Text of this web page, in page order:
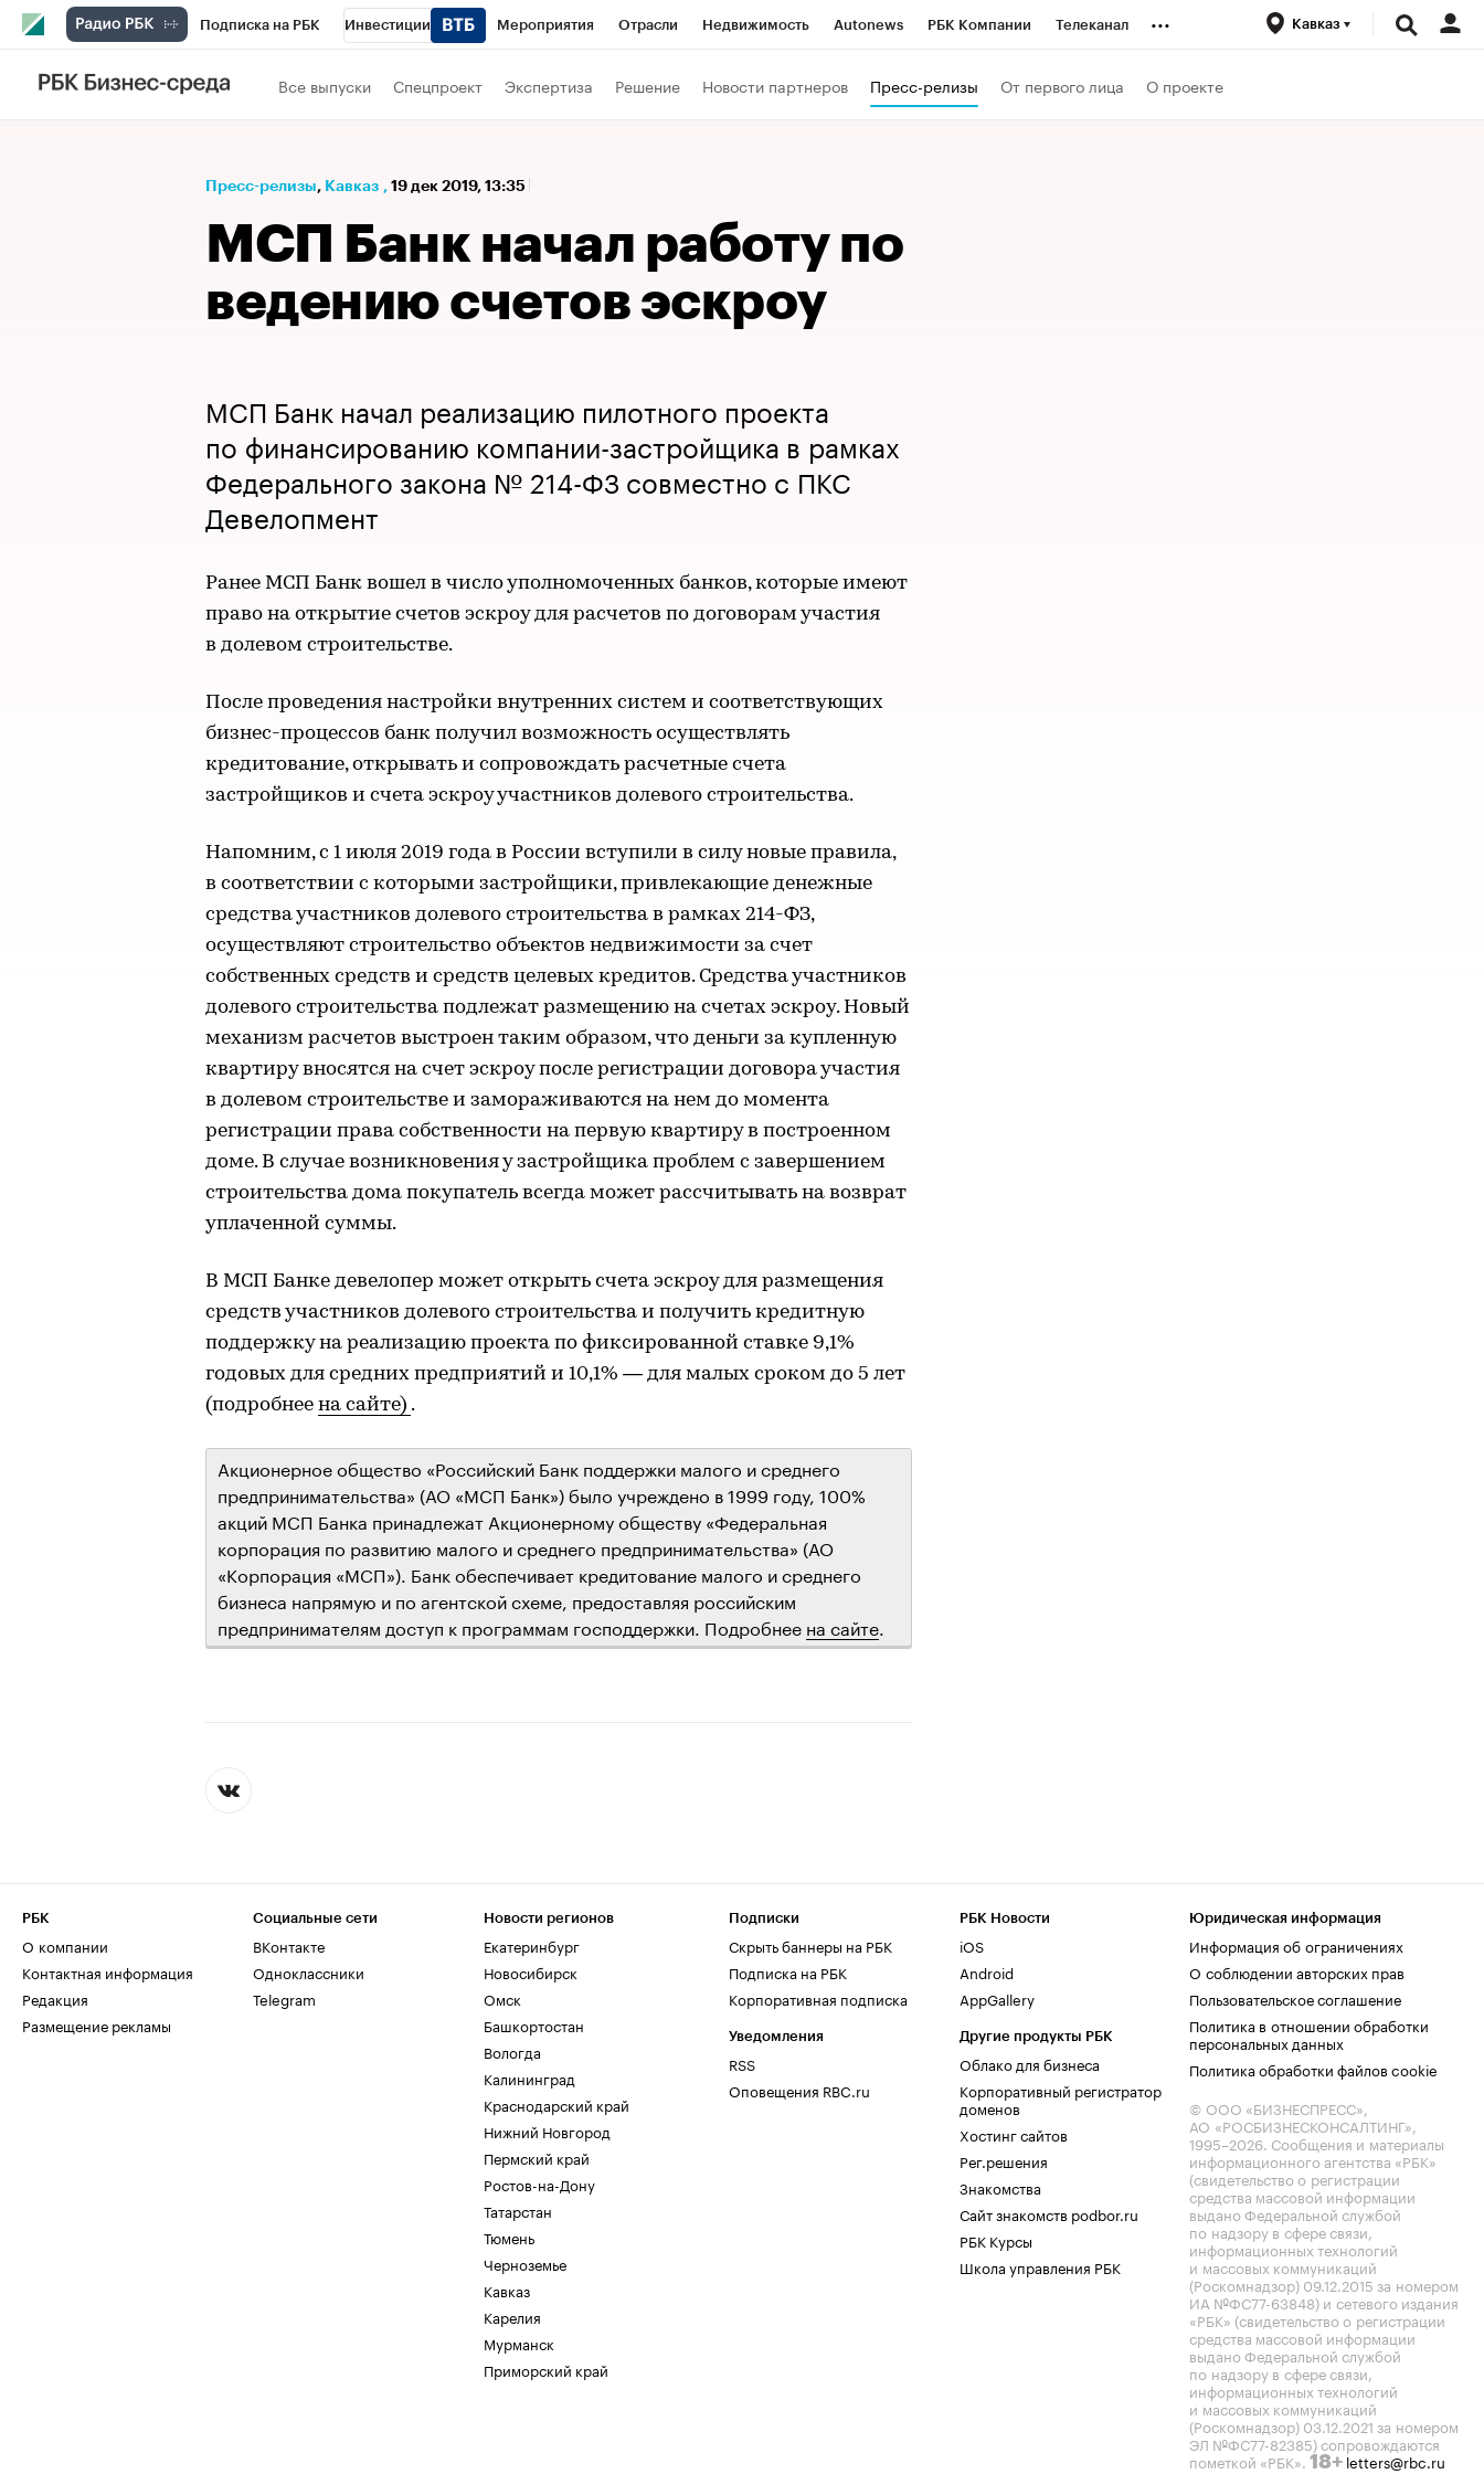
Подписка на РБК Инвестиции Мероприятия Отрасли Недвижимость Autonews РБК Компании Телеканал
РБК Вино
Проверка контрагентов Технологии и медиа
... Кавказ
Все выпуски Спецпроект Экспертиза Решение Новости партнеров Пресс-релизы От первого лица О проекте
Пресс-релизы⁠, Кавказ , 19 дек 2019, 13:35
МСП Банк начал работу по
ведению счетов эскроу
МСП Банк начал реализацию пилотного проекта
по финансированию компании-застройщика в рамках
Федерального закона № 214-ФЗ совместно с ПКС
Девелопмент
Ранее МСП Банк вошел в число уполномоченных банков, которые имеют
право на открытие счетов эскроу для расчетов по договорам участия
в долевом строительстве.
После проведения настройки внутренних систем и соответствующих
бизнес-процессов банк получил возможность осуществлять
кредитование, открывать и сопровождать расчетные счета
застройщиков и счета эскроу участников долевого строительства.
Напомним, с 1 июля 2019 года в России вступили в силу новые правила,
в соответствии с которыми застройщики, привлекающие денежные
средства участников долевого строительства в рамках 214-ФЗ,
осуществляют строительство объектов недвижимости за счет
собственных средств и средств целевых кредитов. Средства участников
долевого строительства подлежат размещению на счетах эскроу. Новый
механизм расчетов выстроен таким образом, что деньги за купленную
квартиру вносятся на счет эскроу после регистрации договора участия
в долевом строительстве и замораживаются на нем до момента
регистрации права собственности на первую квартиру в построенном
доме. В случае возникновения у застройщика проблем с завершением
строительства дома покупатель всегда может рассчитывать на возврат
уплаченной суммы.
В МСП Банке девелопер может открыть счета эскроу для размещения
средств участников долевого строительства и получить кредитную
поддержку на реализацию проекта по фиксированной ставке 9,1%
годовых для средних предприятий и 10,1% — для малых сроком до 5 лет
(подробнее на сайте) .
Акционерное общество «Российский Банк поддержки малого и среднего
предпринимательства» (АО «МСП Банк») было учреждено в 1999 году, 100%
акций МСП Банка принадлежат Акционерному обществу «Федеральная
корпорация по развитию малого и среднего предпринимательства» (АО
«Корпорация «МСП»). Банк обеспечивает кредитование малого и среднего
бизнеса напрямую и по агентской схеме, предоставляя российским
предпринимателям доступ к программам господдержки. Подробнее на сайте.
РБК
О компании
Контактная информация
Редакция
Размещение рекламы
Социальные сети
ВКонтакте
Одноклассники
Telegram
Новости регионов
Екатеринбург
Новосибирск
Омск
Башкортостан
Вологда
Калининград
Краснодарский край
Нижний Новгород
Пермский край
Ростов-на-Дону
Татарстан
Тюмень
Черноземье
Кавказ
Карелия
Мурманск
Приморский край
Подписки
Скрыть баннеры на РБК
Подписка на РБК
Корпоративная подписка
Уведомления
RSS
Оповещения RBC.ru
РБК Новости
iOS
Android
AppGallery
Другие продукты РБК
Облако для бизнеса
Корпоративный регистратор
доменов
Хостинг сайтов
Рег.решения
Знакомства
Сайт знакомств podbor.ru
РБК Курсы
Школа управления РБК
Юридическая информация
Информация об ограничениях
О соблюдении авторских прав
Пользовательское соглашение
Политика в отношении обработки
персональных данных
Политика обработки файлов cookie
© ООО «БИЗНЕСПРЕСС»,
АО «РОСБИЗНЕСКОНСАЛТИНГ»,
1995–2026. Сообщения и материалы
информационного агентства «РБК»
(свидетельство о регистрации
средства массовой информации
выдано Федеральной службой
по надзору в сфере связи,
информационных технологий
и массовых коммуникаций
(Роскомнадзор) 09.12.2015 за номером
ИА №ФС77-63848) и сетевого издания
«РБК» (свидетельство о регистрации
средства массовой информации
выдано Федеральной службой
по надзору в сфере связи,
информационных технологий
и массовых коммуникаций
(Роскомнадзор) 03.12.2021 за номером
ЭЛ №ФС77-82385) сопровождаются
пометкой «РБК». 18+ letters@rbc.ru